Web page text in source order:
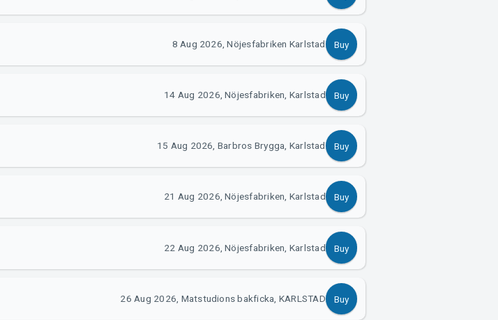
8 Aug 2026, Nöjesfabriken Karlstad Buy
14 Aug 2026, Nöjesfabriken, Karlstad Buy
15 Aug 2026, Barbros Brygga, Karlstad Buy
21 Aug 2026, Nöjesfabriken, Karlstad Buy
22 Aug 2026, Nöjesfabriken, Karlstad Buy
26 Aug 2026, Matstudions bakficka, KARLSTAD Buy